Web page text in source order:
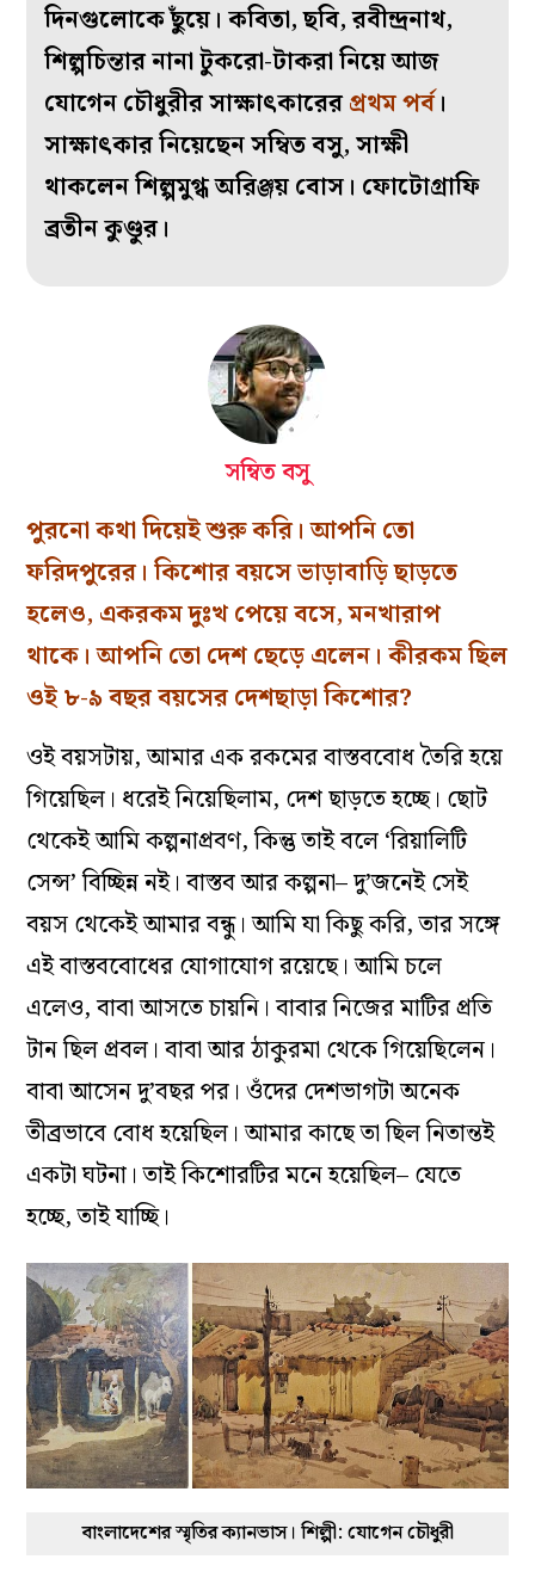
দিনগুলোকে ছুঁয়ে। কবিতা, ছবি, রবীন্দ্রনাথ,
শিল্পচিন্তার নানা টুকরো-টাকরা নিয়েআজ
যোগেন চৌধুরীর সাক্ষাৎকারেরপ্রথম পর্ব।
সাক্ষাৎকার নিয়েছেন সম্বিত বসু, সাক্ষী
থাকলেন শিল্পমুগ্ধ অরিঞ্জয় বোস। ফোটোগ্রাফি
ব্রতীন কুণ্ডুর।
সম্বিত বসু
পুরনো কথা দিয়েই শুরু করি। আপনি তো
ফরিদপুরের। কিশোর বয়সে ভাড়াবাড়ি ছাড়তে
হলেও, একরকম দুঃখ পেয়ে বসে, মনখারাপ
থাকে। আপনি তো দেশ ছেড়ে এলেন। কীরকম ছিল
ওই ৮-৯ বছর বয়সের দেশছাড়া কিশোর?
ওই বয়সটায়, আমার এক রকমের বাস্তববোধ তৈরি হয়ে
গিয়েছিল। ধরেই নিয়েছিলাম, দেশ ছাড়তে হচ্ছে। ছোট
থেকেই আমি কল্পনাপ্রবণ, কিন্তু তাই বলে ‘রিয়ালিটি
সেন্স’ বিচ্ছিন্ন নই। বাস্তব আর কল্পনা– দু’জনেই সেই
বয়স থেকেই আমার বন্ধু। আমি যা কিছু করি, তার সঙ্গে
এই বাস্তববোধের যোগাযোগ রয়েছে। আমি চলে
এলেও, বাবা আসতে চায়নি। বাবার নিজের মাটির প্রতি
টান ছিল প্রবল। বাবা আর ঠাকুরমা থেকে গিয়েছিলেন।
বাবা আসেন দু’বছর পর। ওঁদের দেশভাগটা অনেক
তীব্রভাবে বোধ হয়েছিল। আমার কাছে তা ছিল নিতান্তই
একটা ঘটনা। তাই কিশোরটির মনে হয়েছিল– যেতে
হচ্ছে, তাই যাচ্ছি।
বাংলাদেশের স্মৃতির ক্যানভাস। শিল্পী: যোগেন চৌধুরী